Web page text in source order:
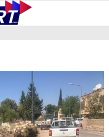
YAZARLAR